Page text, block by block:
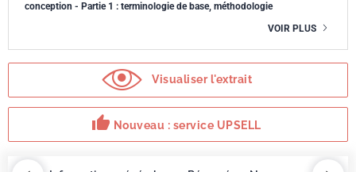
conception - Partie 1 : terminologie de base, méthodologie
VOIR PLUS
Visualiser l'extrait
thumb_up Nouveau : service UPSELL